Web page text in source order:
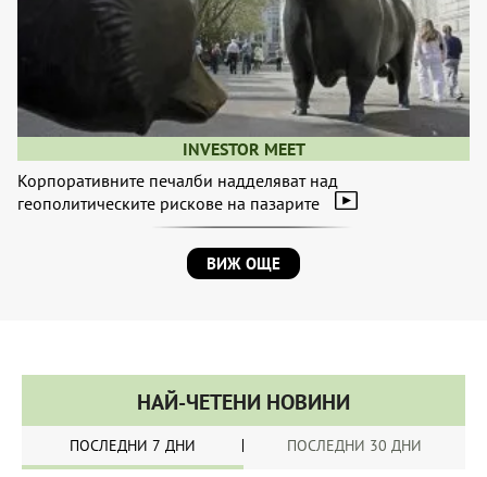
INVESTOR MEET
Корпоративните печалби надделяват над
геополитическите рискове на пазарите
ВИЖ ОЩЕ
НАЙ-ЧЕТЕНИ НОВИНИ
ПОСЛЕДНИ 7 ДНИ ПОСЛЕДНИ 30 ДНИ